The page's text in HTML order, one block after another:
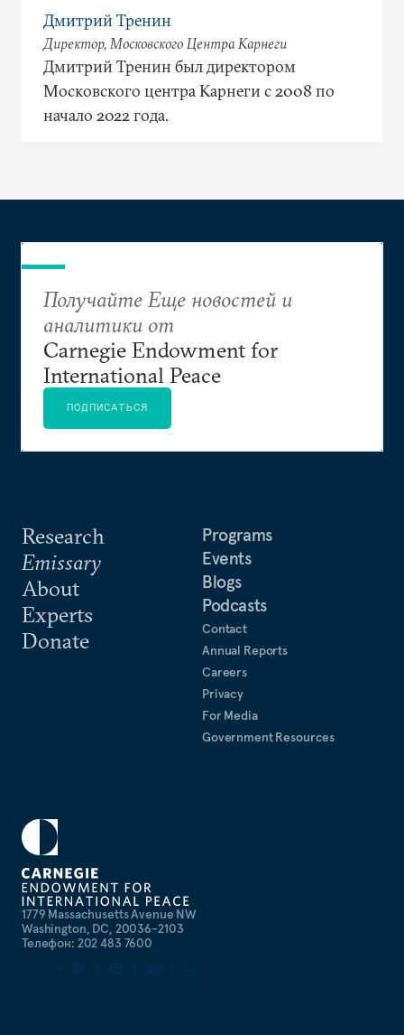
Дмитрий Тренин
Директор, Московского Центра Карнеги
Дмитрий Тренин был директором
Московского центра Карнеги с 2008 по
начало 2022 года.
1779 Massachusetts Avenue NW
Washington, DC, 20036-2103
Телефон: 202 483 7600
Research
Emissary
About
Experts
Donate
Programs
Events
Blogs
Podcasts
Contact
Annual Reports
Careers
Privacy
For Media
Government Resources
Получайте Еще новостей и
аналитики от
Carnegie Endowment for
International Peace
ПОДПИСАТЬСЯ